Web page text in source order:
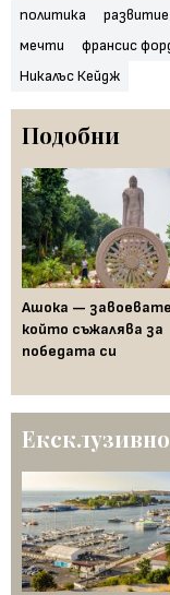
политика развитие
мечти
франсис
Никалъс Кейдж
Подобни
Ашока —
който съжалява за
победата си
Ексклузивно